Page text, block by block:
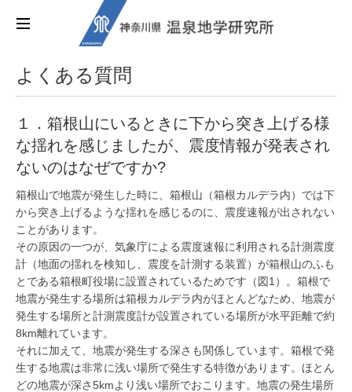
よくある質問
１．箱根山にいるときに下から突き上げる様
な揺れを感じましたが、震度情報が発表され
ないのはなぜですか?
箱根山で地震が発生した時に、箱根山（箱根カルデラ内）では下
から突き上げるような揺れを感じるのに、震度速報が出されない
ことがあります。
その原因の一つが、気象庁による震度速報に利用される計測震度
計（地面の揺れを検知し、震度を計測する装置）が箱根山のふも
とである箱根町役場に設置されているためです（図1）。箱根で
地震が発生する場所は箱根カルデラ内がほとんどなため、地震が
発生する場所と計測震度計が設置されている場所が水平距離で約
8km離れています。
それに加えて、地震が発生する深さも関係しています。箱根で発
生する地震は非常に浅い場所で発生する特徴があります。ほとん
どの地震が深さ5kmより浅い場所でおこります。地震の発生場所